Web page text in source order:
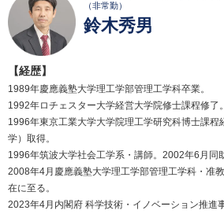
（非常勤）
鈴木秀男
【経歴】
1989年慶應義塾大学理工学部管理工学科卒業。
1992年ロチェスター大学経営大学院修士課程修了。
1996年東京工業大学大学院理工学研究科博士課程
学）取得。
1996年筑波大学社会工学系・講師。2002年6月同
2008年4月慶應義塾大学理工学部管理工学科・准
在に至る。
2023年4月内閣府 科学技術・イノベーション推進